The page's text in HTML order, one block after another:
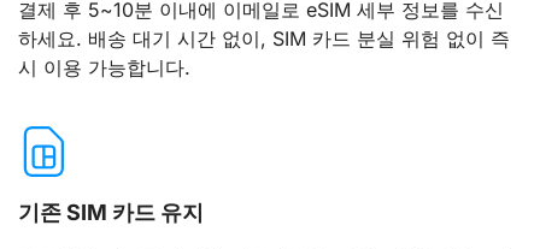
결제 후 5~10분 이내에 이메일로 eSIM 세부 정보를 수신
하세요. 배송 대기 시간 없이, SIM 카드 분실 위험 없이 즉
시 이용 가능합니다.
기존 SIM 카드 유지